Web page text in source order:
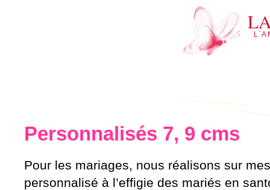
Personnalisés 7, 9 cms
Pour les mariages, nous réalisons sur
personnalisé à l’effigie des mariés en